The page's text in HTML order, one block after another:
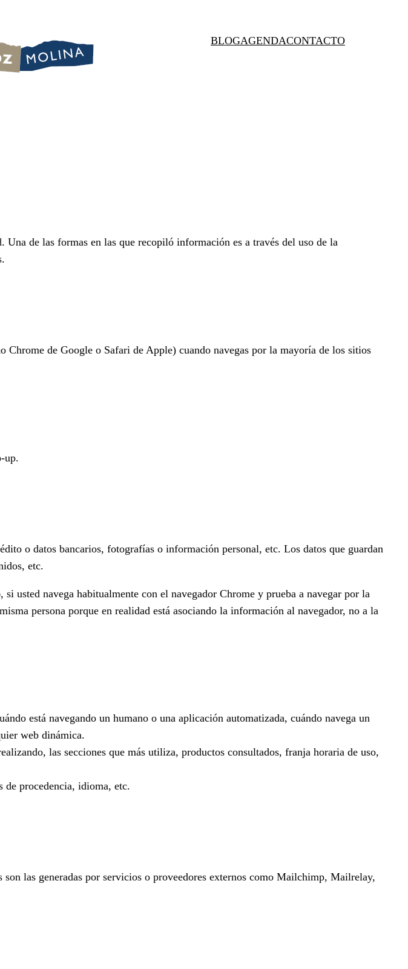
BLOGAGENDACONTACTO
de las formas en las que recopiló información es a través del uso de la
Chrome de Google o Safari de Apple) cuando navegas por la mayoría de los sitios
up.
o datos bancarios, fotografías o información personal, etc. Los datos que guardan
etc.
usted navega habitualmente con el navegador Chrome y prueba a navegar por la
persona porque en realidad está asociando la información al navegador, no a la
está navegando un humano o una aplicación automatizada, cuándo navega un
web dinámica.
las secciones que más utiliza, productos consultados, franja horaria de uso,
de procedencia, idioma, etc.
las generadas por servicios o proveedores externos como Mailchimp, Mailrelay,